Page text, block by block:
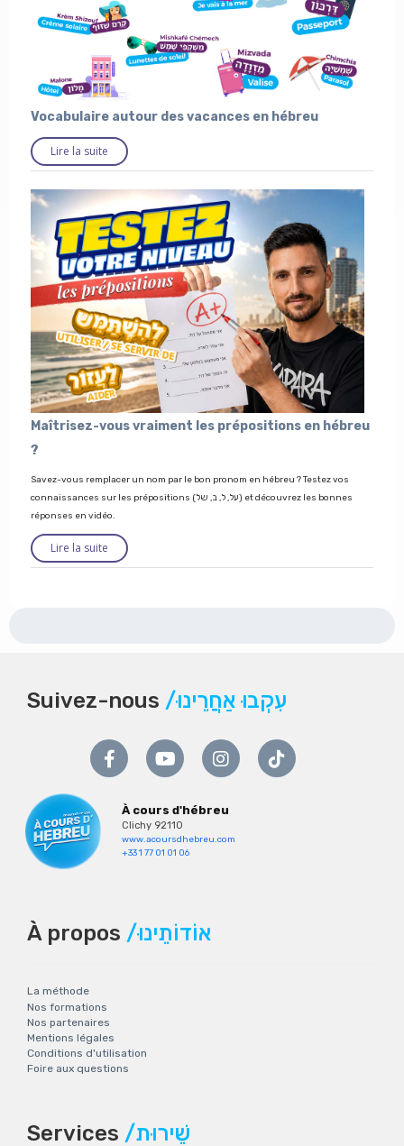
Vocabulaire autour des vacances en hébreu
Lire la suite
Maîtrisez-vous vraiment les prépositions en hébreu
?
Savez-vous remplacer un nom par le bon pronom en hébreu ? Testez vos
connaissances sur les prépositions (על, ל, ב, של) et découvrez les bonnes
réponses en vidéo.
Lire la suite
Suivez-nous /עִקְבוּ אַחֲרֵינוּ
À cours d'hébreu
Clichy 92110
www.acoursdhebreu.com
+33 1 77 01 01 06
À propos /אוֹדוֹתֵינוּ
La méthode
Nos formations
Nos partenaires
Mentions légales
Conditions d'utilisation
Foire aux questions
Services /שֵׁירוּת